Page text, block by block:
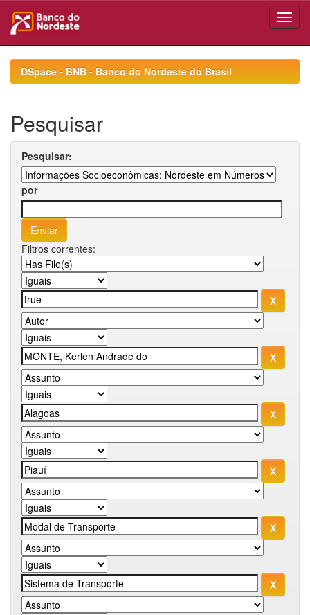
navigationDSpace - BNB - Banco do Nordeste do Brasil
Pesquisar
Pesquisar:
por
Filtros correntes: